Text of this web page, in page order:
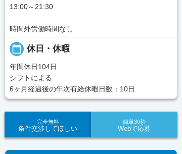
13:00～21:30
時間外労働時間なし
calendar_today 休日・休暇
年間休日104日
シフトによる
6ヶ月経過後の年次有給休暇日数：10日
完全無料
条件交渉してほしい
簡単30秒
Webで応募